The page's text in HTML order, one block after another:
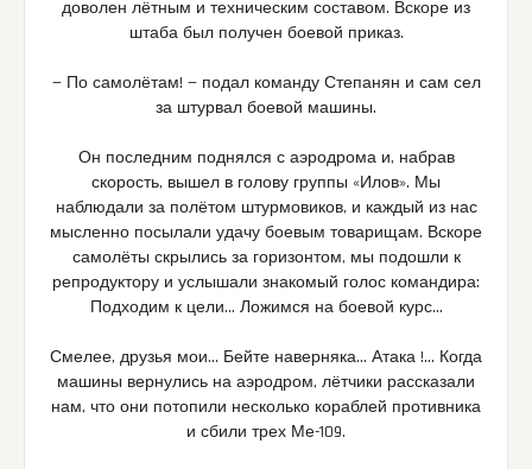
доволен лётным и техническим составом. Вскоре из
штаба был получен боевой приказ.
— По самолётам! — подал команду Степанян и сам сел
за штурвал боевой машины.
Он последним поднялся с аэродрома и, набрав
скорость, вышел в голову группы «Илов». Мы
наблюдали за полётом штурмовиков, и каждый из нас
мысленно посылали удачу боевым товарищам. Вскоре
самолёты скрылись за горизонтом, мы подошли к
репродуктору и услышали знакомый голос командира:
Подходим к цели… Ложимся на боевой курс…
Смелее, друзья мои… Бейте наверняка… Атака !… Когда
машины вернулись на аэродром, лётчики рассказали
нам, что они потопили несколько кораблей противника
и сбили трех Ме-109.